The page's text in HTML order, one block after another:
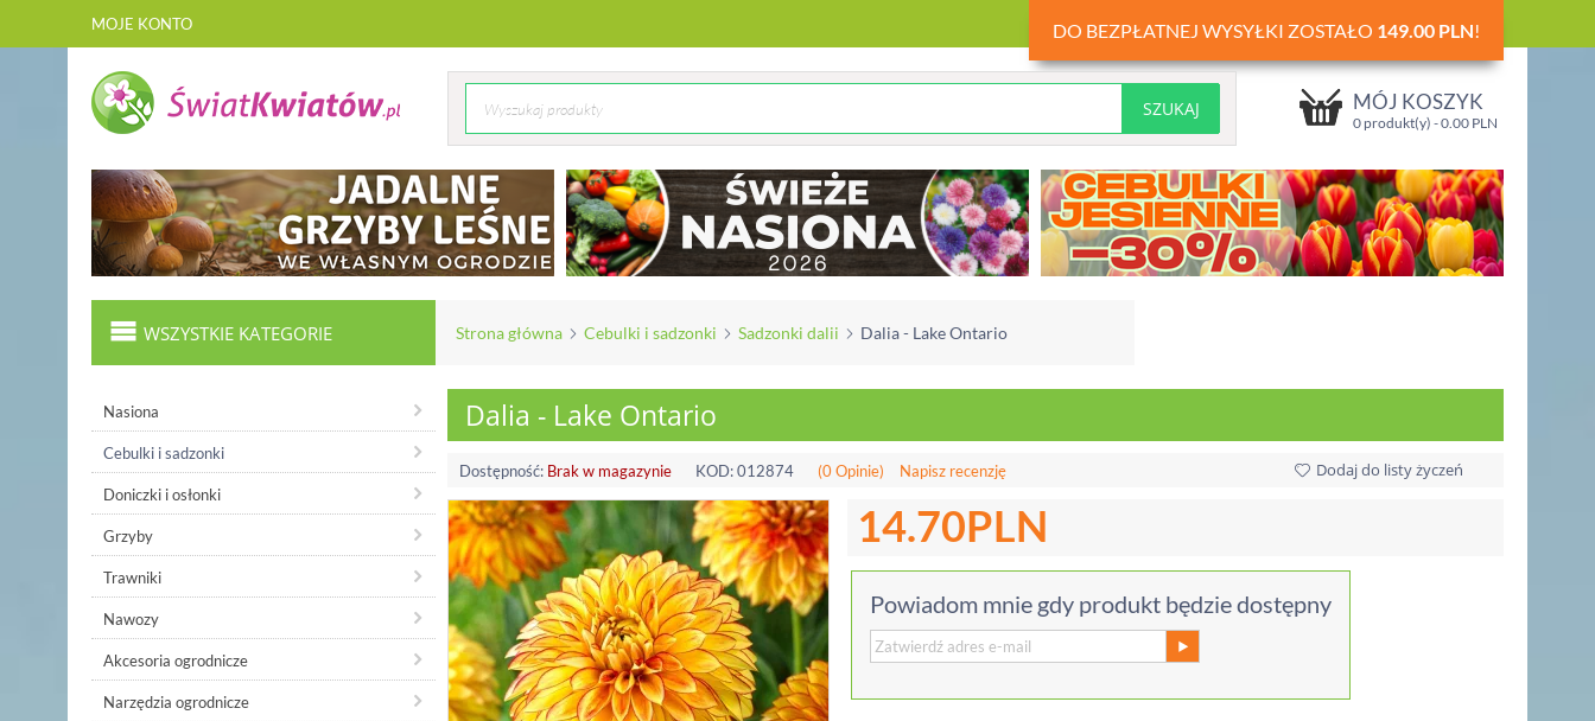
MOJE KONTO DO BEZPŁATNEJ WYSYŁKI ZOSTAŁO 149.00 PLN!
MÓJ KOSZYK
0 produkt(y) -0.00 PLN
WSZYSTKIE KATEGORIE Strona główna Cebulki i sadzonki Sadzonki dalii Dalia - Lake Ontario
Nasiona
Cebulki i sadzonki
Doniczki i osłonki
Grzyby
Trawniki
Nawozy
Akcesoria ogrodnicze
Narzędzia ogrodnicze
Dalia - Lake Ontario
Dostępność: Brak w magazynie KOD:012874 (0 Opinie) Napisz recenzję Dodaj do listy życzeń
14.70PLN
Powiadom mnie gdy produkt będzie dostępny